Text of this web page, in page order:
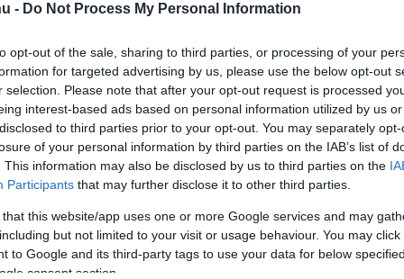
- Do Not Process My Personal Information
opt-out of the sale, sharing to third parties, or processing of your
for targeted advertising by us, please use the below opt-out
selection. Please note that after your opt-out request is processed
interest-based ads based on personal information utilized by us
to third parties prior to your opt-out. You may separately
of your personal information by third parties on the IAB’s list of
This information may also be disclosed by us to third parties on the
Participants that may further disclose it to other third parties.
that this website/app uses one or more Google services and may
but not limited to your visit or usage behaviour. You may
to Google and its third-party tags to use your data for below
consent section.
F1
Ottalvós buli F1-es módra, avagy
hogyan robbantotta ki Lauda az F1
egyetlen pilótasztrájkját